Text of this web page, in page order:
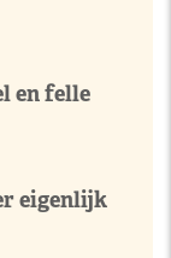
en felle
eigenlijk